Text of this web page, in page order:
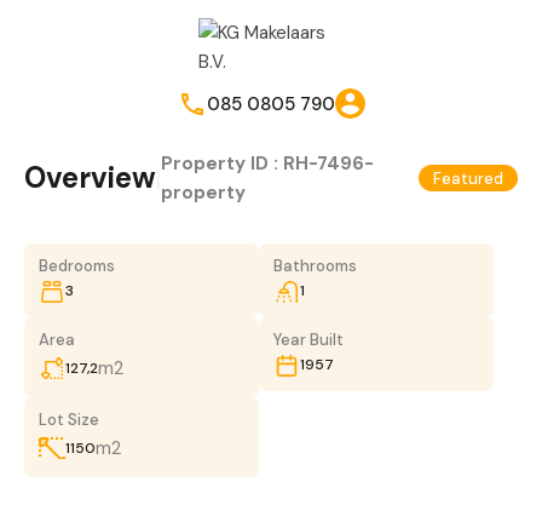
085 0805 790
Overview Property ID : RH-7496-
property
Featured
Bedrooms
3
Bathrooms
1
Area
127,2m2
Year Built
1957
Lot Size
1150m2